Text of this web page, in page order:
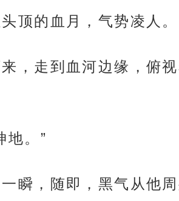
顶的血月，气势凌人。
，走到血河边缘，俯
地。”
瞬，随即，黑气从他